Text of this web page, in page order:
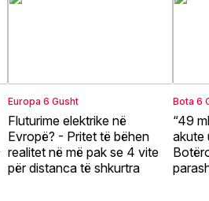
Europa 6 Gusht
Fluturime elektrike në
Evropë? - Pritet të bëhen
realitet në më pak se 4 vite
për distanca të shkurtra
Bota 6
“49
akute